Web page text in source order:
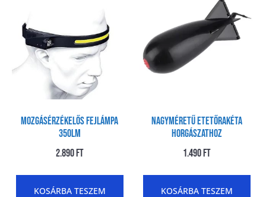
MOZGÁSÉRZÉKELŐS FEJLÁMPA
350LM
2.890 Ft
KOSÁRBA TESZEM
Nagyméretű etetőrakéta
horgászathoz
1.490 Ft
KOSÁRBA TESZEM